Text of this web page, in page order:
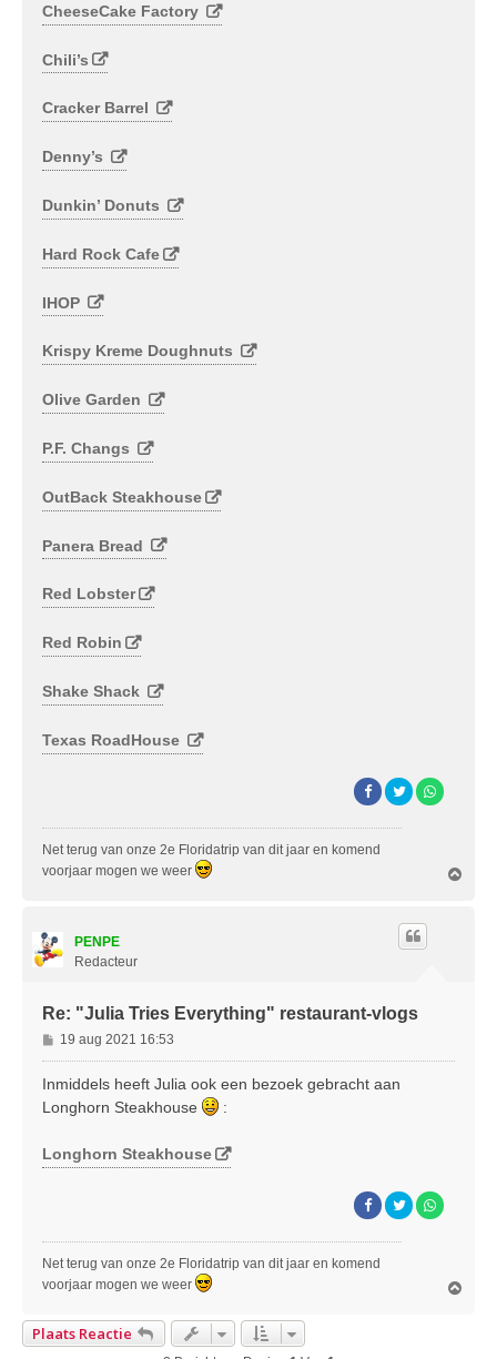
CheeseCake Factory
Chili’s
Cracker Barrel
Denny’s
Dunkin’ Donuts
Hard Rock Cafe
IHOP
Krispy Kreme Doughnuts
Olive Garden
P.F. Changs
OutBack Steakhouse
Panera Bread
Red Lobster
Red Robin
Shake Shack
Texas RoadHouse
Net terug van onze 2e Floridatrip van dit jaar en komend
voorjaar mogen we weer
PENPE
Redacteur
Re: "Julia Tries Everything" restaurant-vlogs
B
e
r
t
19 aug 2021 16:53
Inmiddels heeft Julia ook een bezoek gebracht aan
Longhorn Steakhouse
:
Longhorn Steakhouse
Net terug van onze 2e Floridatrip van dit jaar en komend
voorjaar mogen we weer
Plaats Reactie